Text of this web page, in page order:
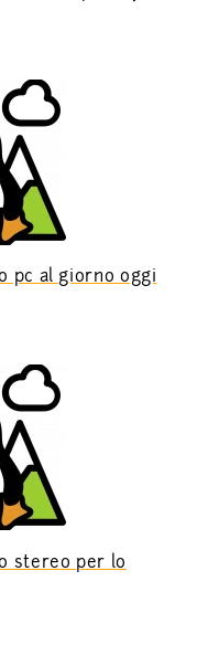
pc al giorno oggi
stereo per lo